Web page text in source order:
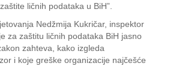
ličnih podataka u BiH”.
Nedžmija Kukričar, inspektor
za zaštitu ličnih podataka BiH jasno
zahteva, kako izgleda
i koje greške organizacije najčešće